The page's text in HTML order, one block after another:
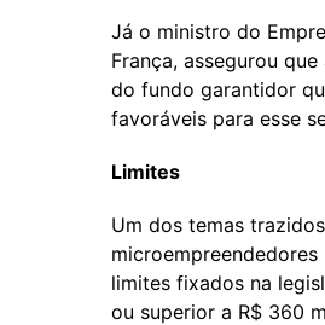
Já o ministro do
França, assegurou
do fundo garantidor
favoráveis para esse
Limites
Um dos temas
limites fixados na
ou superior a R$ 360